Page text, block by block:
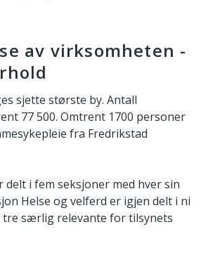
av virksomheten -
sjette største by. Antall
77 500. Omtrent 1700 personer
fra Fredrikstad
delt i fem seksjoner med hver sin
Helse og velferd er igjen delt i ni
tre særlig relevante for tilsynets